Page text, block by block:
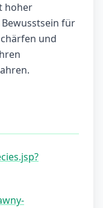
hoher
für
und